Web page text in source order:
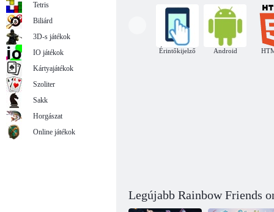
Érintőkijelző Android
Legújabb Rainbow Friends
Tetris
Biliárd
3D-s játékok
IO játékok
Kártyajátékok
Szoliter
Sakk
Horgászat
Online játékok